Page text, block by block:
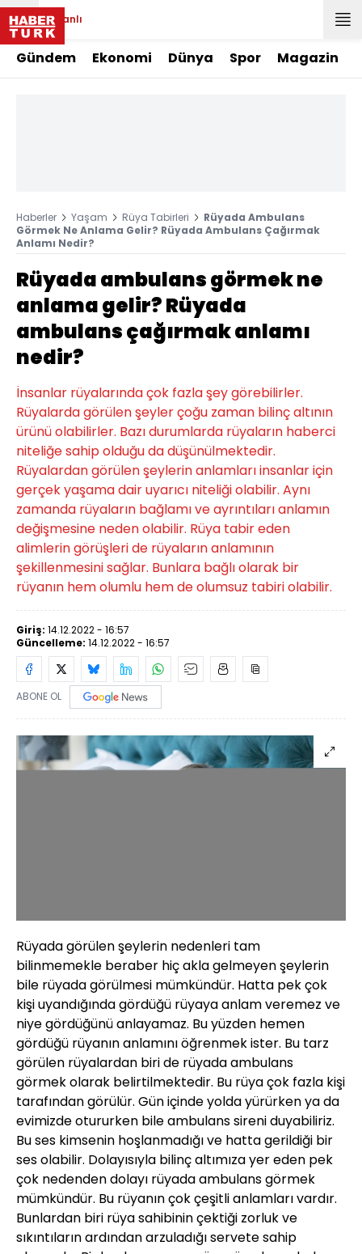
Canlı
Gündem Ekonomi Dünya Spor Magazin
Haberler Yaşam Rüya Tabirleri
Rüyada Ambulans
Görmek Ne Anlama Gelir? Rüyada Ambulans Çağırmak
Anlamı Nedir?
Rüyada ambulans görmek ne
anlama gelir? Rüyada
ambulans çağırmak anlamı
nedir?
İnsanlar rüyalarında çok fazla şey görebilirler.
Rüyalarda görülen şeyler çoğu zaman bilinç altının
ürünü olabilirler. Bazı durumlarda rüyaların haberci
niteliğe sahip olduğu da düşünülmektedir.
Rüyalardan görülen şeylerin anlamları insanlar için
gerçek yaşama dair uyarıcı niteliği olabilir. Aynı
zamanda rüyaların bağlamı ve ayrıntıları anlamın
değişmesine neden olabilir. Rüya tabir eden
alimlerin görüşleri de rüyaların anlamının
şekillenmesini sağlar. Bunlara bağlı olarak bir
rüyanın hem olumlu hem de olumsuz tabiri olabilir.
Giriş: 14.12.2022 - 16:57
Güncelleme: 14.12.2022 - 16:57
ABONE OL
Rüyada görülen şeylerin nedenleri tam
bilinmemekle beraber hiç akla gelmeyen şeylerin
bile rüyada görülmesi mümkündür. Hatta pek çok
kişi uyandığında gördüğü rüyaya anlam veremez ve
niye gördüğünü anlayamaz. Bu yüzden hemen
gördüğü rüyanın anlamını öğrenmek ister. Bu tarz
görülen rüyalardan biri de rüyada ambulans
görmek olarak belirtilmektedir. Bu rüya çok fazla kişi
tarafından görülür. Gün içinde yolda yürürken ya da
evimizde otururken bile ambulans sireni duyabiliriz.
Bu ses kimsenin hoşlanmadığı ve hatta gerildiği bir
ses olabilir. Dolayısıyla bilinç altımıza yer eden pek
çok nedenden dolayı rüyada ambulans görmek
mümkündür. Bu rüyanın çok çeşitli anlamları vardır.
Bunlardan biri rüya sahibinin çektiği zorluk ve
sıkıntıların ardından arzuladığı servete sahip